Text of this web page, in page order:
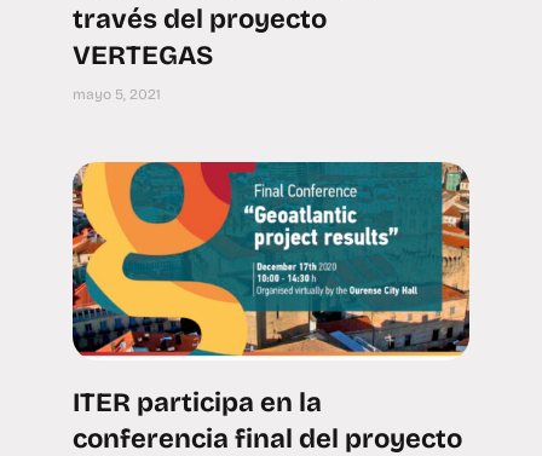
través del proyecto
VERTEGAS
mayo 5, 2021
ITER participa en la
conferencia final del proyecto